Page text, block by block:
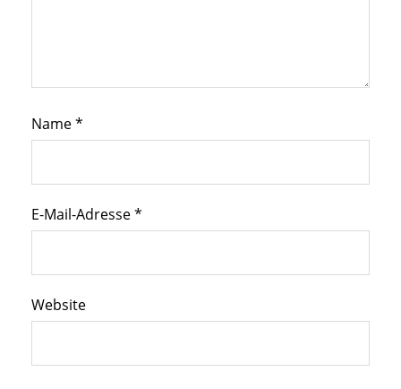
Name*
E-Mail-Adresse*
Website